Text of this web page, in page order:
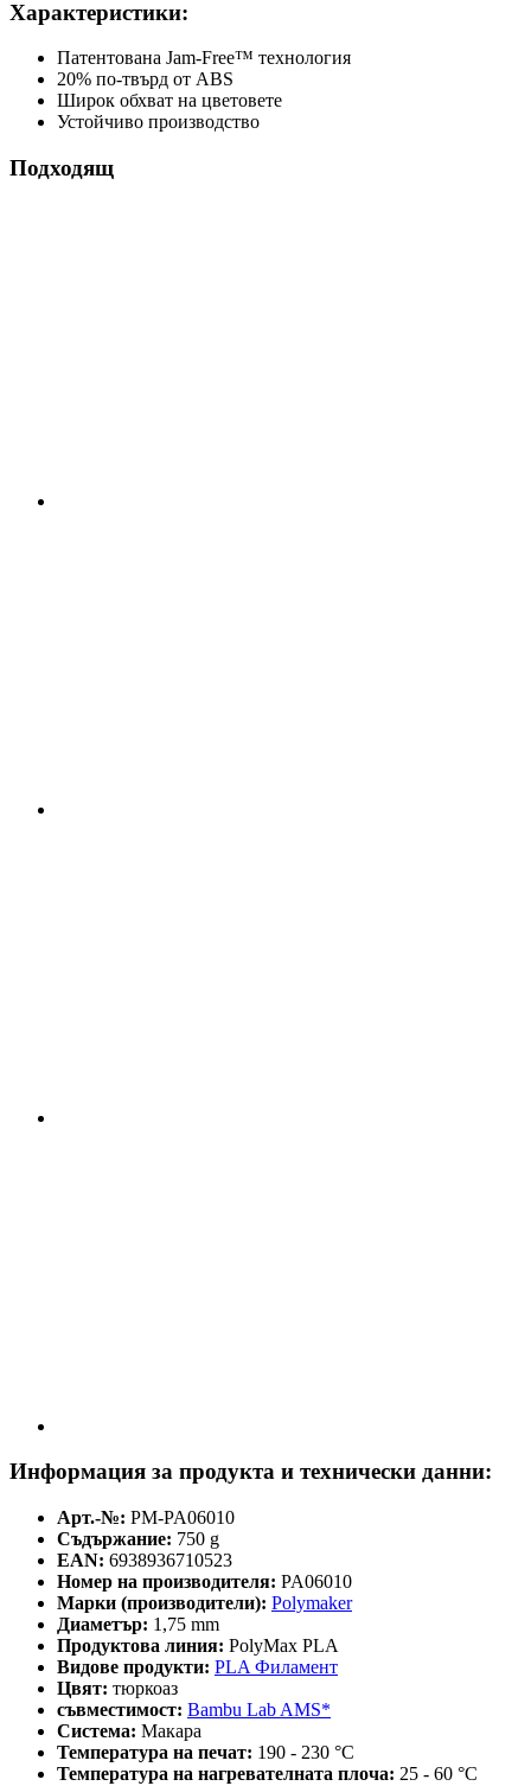
Характеристики:
Патентована Jam-Free™ технология
20% по-твърд от ABS
Широк обхват на цветовете
Устойчиво производство
Подходящ
Информация за продукта и технически данни:
Арт.-№: PM-PA06010
Съдържание: 750 g
EAN: 6938936710523
Номер на производителя: PA06010
Марки (производители): Polymaker
Диаметър: 1,75 mm
Продуктова линия: PolyMax PLA
Видове продукти: PLA Филамент
Цвят: тюркоаз
съвместимост: Bambu Lab AMS*
Система: Макара
Температура на печат: 190 - 230 °C
Температура на нагревателната плоча: 25 - 60 °C